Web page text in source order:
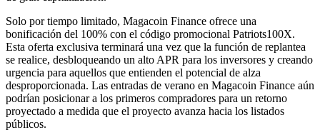
Solo por tiempo limitado, Magacoin Finance ofrece una
bonificación del 100% con el código promocional Patriots100X.
Esta oferta exclusiva terminará una vez que la función de replantea
se realice, desbloqueando un alto APR para los inversores y creando
urgencia para aquellos que entienden el potencial de alza
desproporcionada. Las entradas de verano en Magacoin Finance aún
podrían posicionar a los primeros compradores para un retorno
proyectado a medida que el proyecto avanza hacia los listados
públicos.